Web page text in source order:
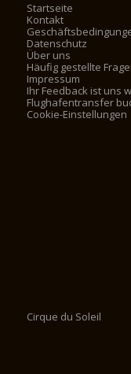
Startseite
Kontakt
Datenschutz
Über uns
Häufig gestellte
Impressum
Ihr Feedback ist uns
Flughafentransfer
Cookie-Einstellungen
Cirque du Soleil